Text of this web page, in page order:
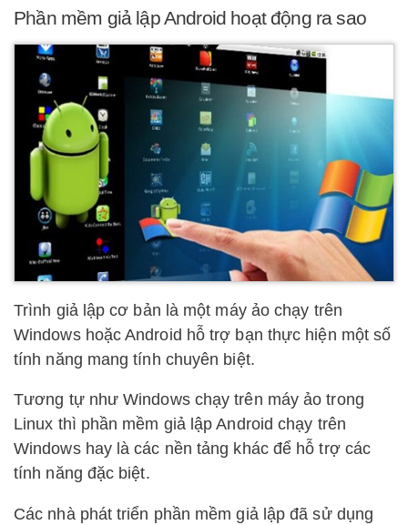
Phần mềm giả lập Android hoạt động ra sao
Trình giả lập cơ bản là một máy ảo chạy trên
Windows hoặc Android hỗ trợ bạn thực hiện một số
tính năng mang tính chuyên biệt.
Tương tự như Windows chạy trên máy ảo trong
Linux thì phần mềm giả lập Android chạy trên
Windows hay là các nền tảng khác để hỗ trợ các
tính năng đặc biệt.
Các nhà phát triển phần mềm giả lập đã sử dụng